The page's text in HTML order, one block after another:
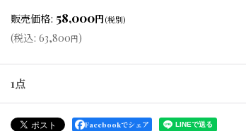
販売価格: 58,000円(税別)
(税込: 63,800円)
1点
Facebookでシェア